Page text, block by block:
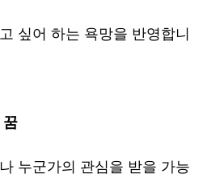
싶어 하는 욕망을 반영합니
누군가의 관심을 받을 가능